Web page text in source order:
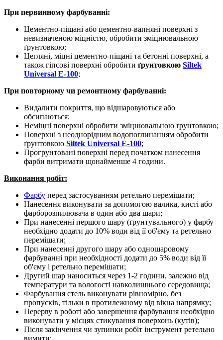
При первинному фарбуванні:
Цементно-піщані або цементно-вапняні поверхні з
невизначеною міцністю, обробити зміцнювальною
ґрунтовкою;
Цегляні, міцні цементно-піщані та бетонні поверхні, а
також гіпсові поверхні обробити ґрунтовкою Siltek
Universal E-100;
При повторному чи ремонтному фарбуванні:
Видалити покриття, що відшаровуються або
обсипаються;
Неміцні поверхні обробити зміцнювальною ґрунтовкою;
Поверхні з неоднорідним водопоглинанням обробити
ґрунтовкою Siltek Universal E-100;
Прогрунтовані поверхні перед початком нанесення
фарби витримати щонайменше 4 години.
Виконання робіт:
Фарбу перед застосуванням ретельно перемішати;
Нанесення виконувати за допомогою валика, кисті або
фарборозпилювача в один або два шари;
При нанесенні першого шару (ґрунтувального) у фарбу
необхідно додати до 10% води від її об'єму та ретельно
перемішати;
При нанесенні другого шару або одношаровому
фарбуванні при необхідності додати до 5% води від її
об'єму і ретельно перемішати;
Другий шар наноситься через 1-2 години, залежно від
температури та вологості навколишнього середовища;
Фарбування стель виконувати рівномірно, без
пропусків, тільки в протилежному від вікна напрямку;
Перерву в роботі або завершення фарбування необхідно
виконувати у місцях стикування поверхонь (кутів);
Після закінчення чи зупинки робіт інструмент ретельно
вимити;